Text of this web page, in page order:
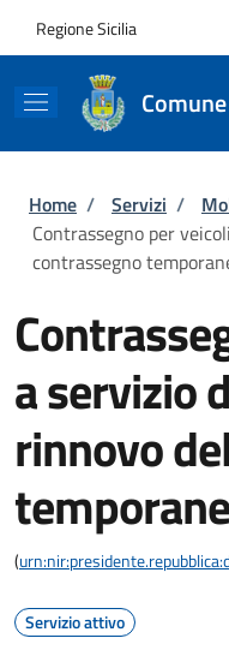
Regione Sicilia
Briciole di
Home / Servizi /
Contrassegno per
contrassegno
a servizio
rinnovo
(
Servizio attivo